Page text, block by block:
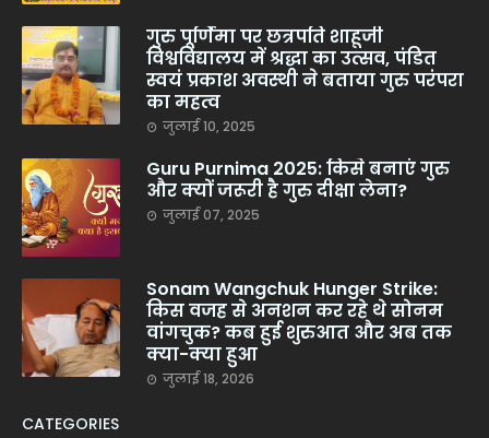
गुरु पूर्णिमा पर छत्रपति शाहूजी
विश्वविद्यालय में श्रद्धा का उत्सव, पंडित
स्वयं प्रकाश अवस्थी ने बताया गुरु परंपरा
का महत्व
जुलाई 10, 2025
Guru Purnima 2025: किसे बनाएं गुरु
और क्यों जरूरी है गुरु दीक्षा लेना?
जुलाई 07, 2025
Sonam Wangchuk Hunger Strike:
किस वजह से अनशन कर रहे थे सोनम
वांगचुक? कब हुई शुरुआत और अब तक
क्या-क्या हुआ
जुलाई 18, 2026
CATEGORIES